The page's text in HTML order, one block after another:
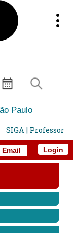
Email
Paulo
SIGA | Professor
Login